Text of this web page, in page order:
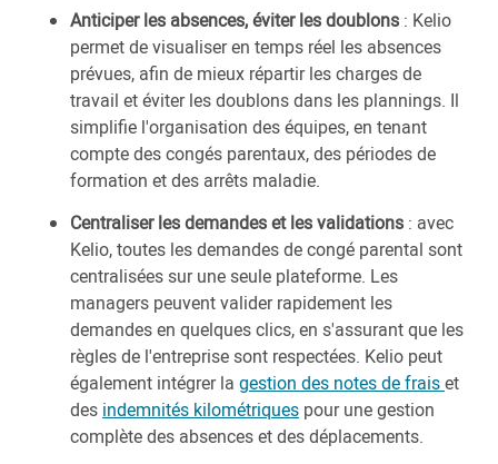
Anticiper les absences, éviter les doublons : Kelio
permet de visualiser en temps réel les absences
prévues, afin de mieux répartir les charges de
travail et éviter les doublons dans les plannings. Il
simplifie l'organisation des équipes, en tenant
compte des congés parentaux, des périodes de
formation et des arrêts maladie.
Centraliser les demandes et les validations : avec
Kelio, toutes les demandes de congé parental sont
centralisées sur une seule plateforme. Les
managers peuvent valider rapidement les
demandes en quelques clics, en s'assurant que les
règles de l'entreprise sont respectées. Kelio peut
également intégrer la gestion des notes de fraiset
des indemnités kilométriques pour une gestion
complète des absences et des déplacements.